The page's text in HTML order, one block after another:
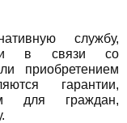
службу,
в связи со
приобретением
гарантии,
для граждан,